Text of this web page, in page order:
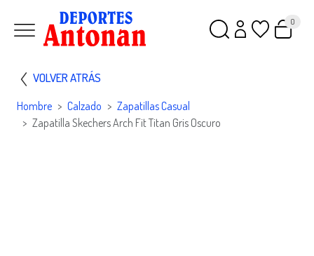
0
VOLVER ATRÁS
Hombre Calzado
Zapatillas Casual
Zapatilla Skechers Arch Fit Titan Gris Oscuro